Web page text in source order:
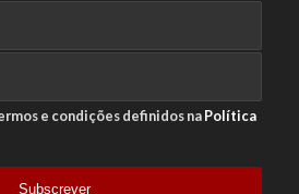
e condições definidos naPolítica